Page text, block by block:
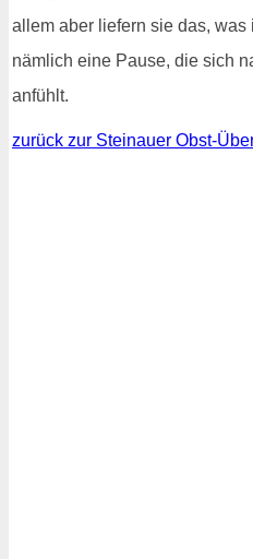
allem aber liefern sie das, was
nämlich eine Pause, die sich
anfühlt.
zurück zur Steinauer Obst-